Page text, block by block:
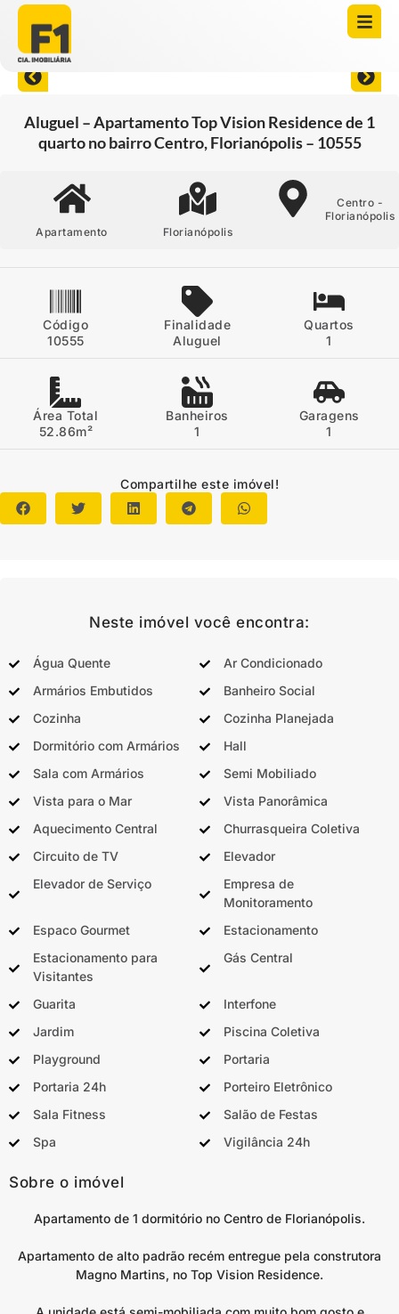
Aluguel – Apartamento Top Vision Residence de 1
quarto no bairro Centro, Florianópolis – 10555
Apartamento Florianópolis
Centro -
Florianópolis
Código
10555
Finalidade
Aluguel
Quartos
1
Área Total
52.86m²
Banheiros
1
Garagens
1
Compartilhe este imóvel!
Neste imóvel você encontra:
Água Quente
Ar Condicionado
Armários Embutidos
Banheiro Social
Cozinha
Cozinha Planejada
Dormitório com Armários
Hall
Sala com Armários
Semi Mobiliado
Vista para o Mar
Vista Panorâmica
Aquecimento Central
Churrasqueira Coletiva
Circuito de TV
Elevador
Elevador de Serviço
Empresa de
Monitoramento
Espaco Gourmet
Estacionamento
Estacionamento para
Visitantes
Gás Central
Guarita
Interfone
Jardim
Piscina Coletiva
Playground
Portaria
Portaria 24h
Porteiro Eletrônico
Sala Fitness
Salão de Festas
Spa
Vigilância 24h
Sobre o imóvel
Apartamento de 1 dormitório no Centro de Florianópolis.
Apartamento de alto padrão recém entregue pela construtora
Magno Martins, no Top Vision Residence.